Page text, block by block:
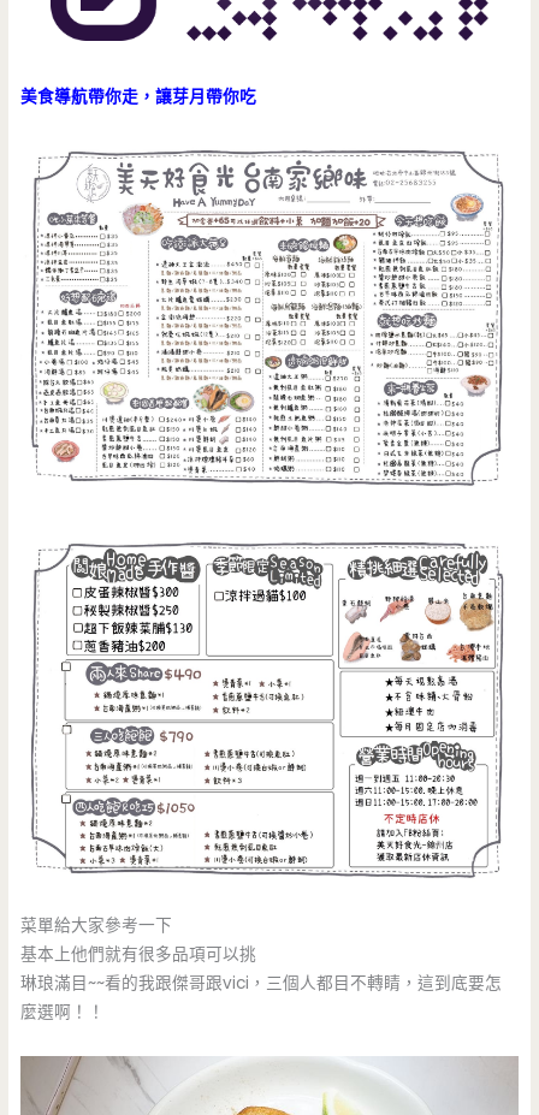
美食導航帶你走，讓芽月帶你吃
菜單給大家參考一下
基本上他們就有很多品項可以挑
琳琅滿目~~看的我跟傑哥跟vici，三個人都目不轉睛，這到底要怎
麼選啊！！